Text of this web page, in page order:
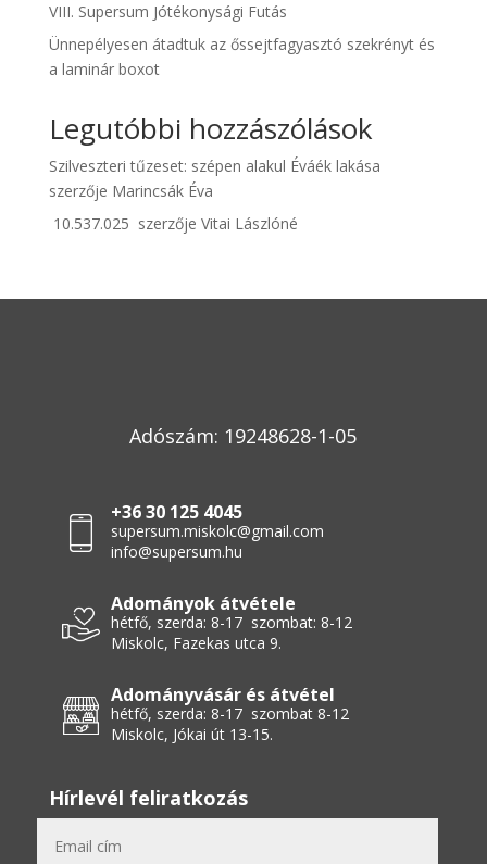
VIII. Supersum Jótékonysági Futás
Ünnepélyesen átadtuk az őssejtfagyasztó szekrényt és
a laminár boxot
Legutóbbi hozzászólások
Szilveszteri tűzeset: szépen alakul Éváék lakása
szerzője Marincsák Éva
10.537.025 szerzője Vitai Lászlóné
Adószám: 19248628-1-05
+36 30 125 4045
supersum.miskolc@gmail.com
info@supersum.hu
Adományok átvétele
hétfő, szerda: 8-17 szombat: 8-12
Miskolc, Fazekas utca 9.
Adományvásár és átvétel
hétfő, szerda: 8-17 szombat 8-12
Miskolc, Jókai út 13-15.
Hírlevél feliratkozás